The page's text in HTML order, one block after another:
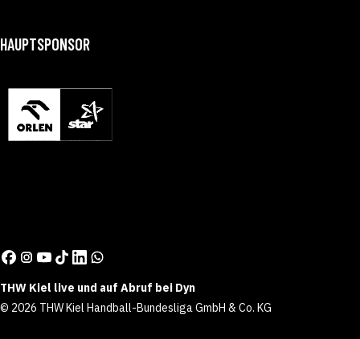
HAUPTSPONSOR
THW Kiel live und auf Abruf bei Dyn
© 2026 THW Kiel Handball-Bundesliga GmbH & Co. KG